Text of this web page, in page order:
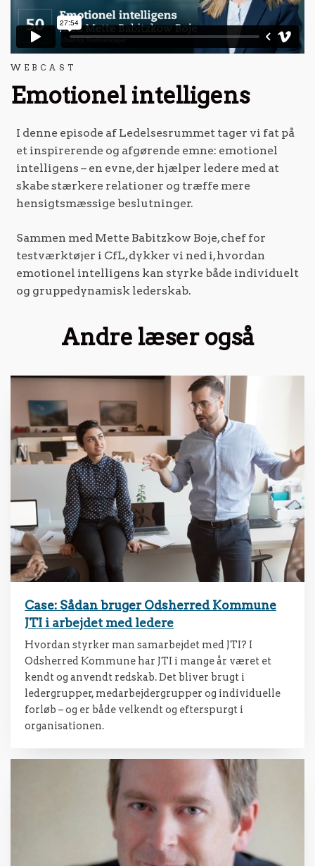
WEBCAST
Emotionel intelligens
I denne episode af Ledelsesrummet tager vi fat på
et inspirerende og afgørende emne: emotionel
intelligens – en evne, der hjælper ledere med at
skabe stærkere relationer og træffe mere
hensigtsmæssige beslutninger.
Sammen med Mette Babitzkow Boje, chef for
testværktøjer i CfL, dykker vi ned i, hvordan
emotionel intelligens kan styrke både individuelt
og gruppedynamisk lederskab.
Andre læser også
Case: Sådan bruger Odsherred Kommune
JTI i arbejdet med ledere
Hvordan styrker man samarbejdet med JTI? I
Odsherred Kommune har JTI i mange år været et
kendt og anvendt redskab. Det bliver brugt i
ledergrupper, medarbejdergrupper og individuelle
forløb – og er både velkendt og efterspurgt i
organisationen.